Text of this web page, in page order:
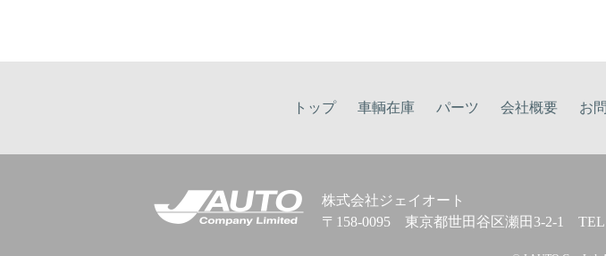
トップ 車輌在庫 パーツ 会社概要 お
株式会社ジェイオート
〒158-0095 東京都世田谷区瀬田3-2-1